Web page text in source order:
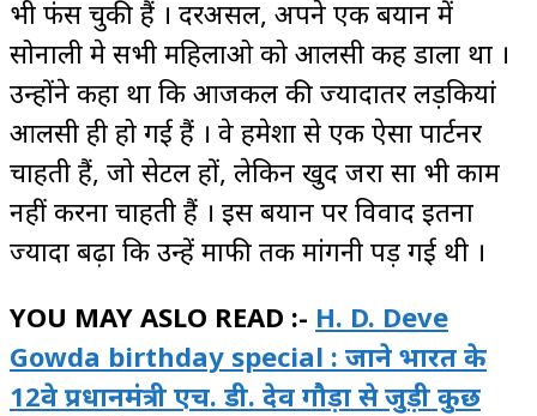
भी फंस चुकी हैं । दरअसल, अपने एक बयान में
सोनाली मे सभी महिलाओ को आलसी कह डाला था ।
उन्होंने कहा था कि आजकल की ज्यादातर लड़कियां
आलसी ही हो गई हैं । वे हमेशा से एक ऐसा पार्टनर
चाहती हैं, जो सेटल हों, लेकिन खुद जरा सा भी काम
नहीं करना चाहती हैं । इस बयान पर विवाद इतना
ज्यादा बढ़ा कि उन्हें माफी तक मांगनी पड़ गई थी ।
YOU MAY ASLO READ :- H. D. Deve
Gowda birthday special : जाने भारत के
12वे प्रधानमंत्री एच. डी. देव गौड़ा से जुड़ी कुछ